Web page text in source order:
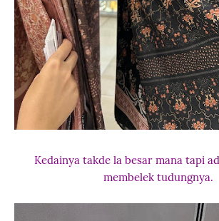
Kedainya takde la besar mana tapi
membelek tudungnya.